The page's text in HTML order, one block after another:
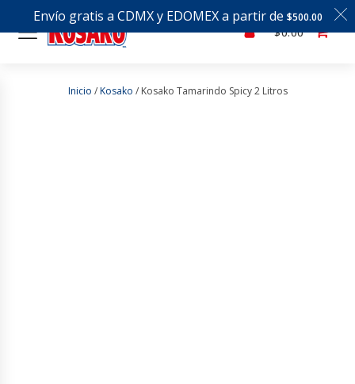
$0.00
Inicio /Kosako / Kosako Tamarindo Spicy 2 Litros
Envío gratis a CDMX y EDOMEX a partir de $500.00